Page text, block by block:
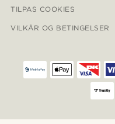
TILPAS COOKIES
VILKÅR OG BETINGELSER